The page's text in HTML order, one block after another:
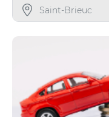
Saint-Brieuc